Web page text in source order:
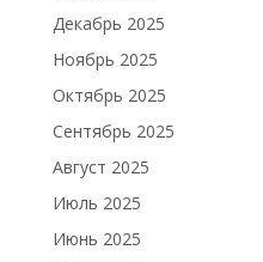
Декабрь 2025
Ноябрь 2025
Октябрь 2025
Сентябрь 2025
Август 2025
Июль 2025
Июнь 2025